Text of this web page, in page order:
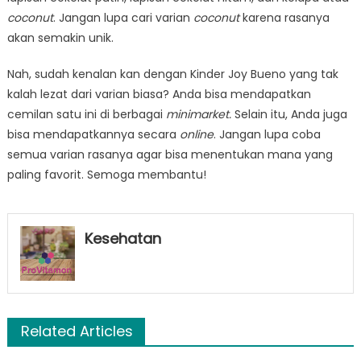
coconut. Jangan lupa cari varian coconutkarena rasanya
akan semakin unik.
Nah, sudah kenalan kan dengan Kinder Joy Bueno yang tak
kalah lezat dari varian biasa? Anda bisa mendapatkan
cemilan satu ini di berbagai minimarket. Selain itu, Anda juga
bisa mendapatkannya secara online. Jangan lupa coba
semua varian rasanya agar bisa menentukan mana yang
paling favorit. Semoga membantu!
Kesehatan
Related Articles